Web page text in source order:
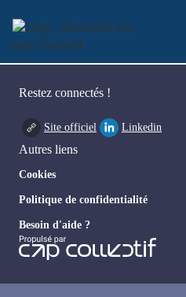
Restez connectés !
Site officiel Linkedin
Autres liens
Cookies
Politique de confidentialité
Besoin d'aide ?